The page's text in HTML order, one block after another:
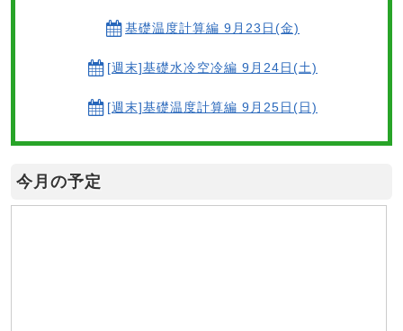
基礎温度計算編 9月23日(金)
[週末]基礎水冷空冷編 9月24日(土)
[週末]基礎温度計算編 9月25日(日)
今月の予定